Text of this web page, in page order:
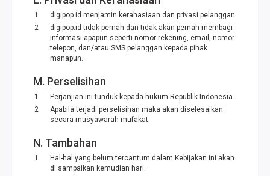
digipop.id menjamin kerahasiaan dan privasi pelanggan.
digipop.id tidak pernah dan tidak akan pernah membagi
informasi apapun seperti nomor rekening, email, nomor
telepon, dan/atau SMS pelanggan kepada pihak
manapun.
M. Perselisihan
Perjanjian ini tunduk kepada hukum Republik Indonesia.
Apabila terjadi perselisihan maka akan diselesaikan
secara musyawarah mufakat.
N. Tambahan
Hal-hal yang belum tercantum dalam Kebijakan ini akan
di sampaikan kemudian hari.